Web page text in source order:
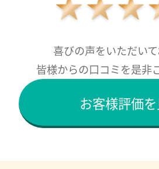
喜びの声をいただいて
皆様からの口コミを是非
お客様評価